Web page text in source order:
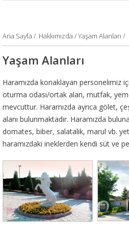
Ana Sayfa / Hakkımızda /Yaşam Alanları /
Yaşam Alanları
Haramızda konaklayan personelimiz
oturma odası/ortak alan, mutfak,
mevcuttur. Haramızda ayrıca gölet,
alanı bulunmaktadır. Haramızda
domates, biber, salatalık, marul vb.
haramızdaki ineklerden kendi süt ve